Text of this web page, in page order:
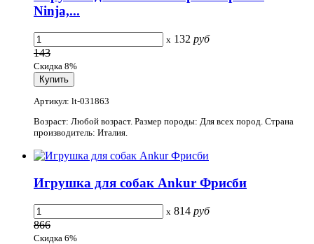
Ninja,...
x 132 руб
143
Скидка 8%
Артикул: lt-031863
Возраст: Любой возраст. Размер породы: Для всех пород. Страна
производитель: Италия.
Игрушка для собак Ankur Фрисби
x 814 руб
866
Скидка 6%